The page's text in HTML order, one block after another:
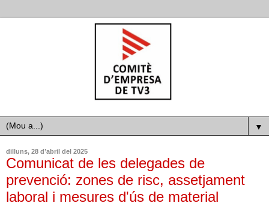
▼
dilluns, 28 d’abril del 2025
Comunicat de les delegades de
prevenció: zones de risc, assetjament
laboral i mesures d'ús de material